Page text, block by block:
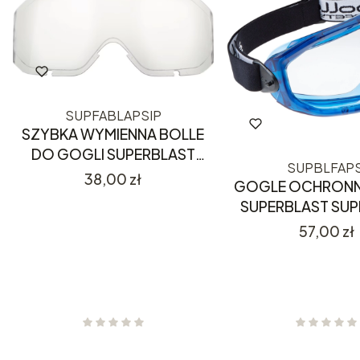
SUPFABLAPSIP
SZYBKA WYMIENNA BOLLE
DO GOGLI SUPERBLAST
SUPFABLAPSIP
Cena
38,00 zł
GOGLE
SUPERBLAST
Cena
57,00 zł